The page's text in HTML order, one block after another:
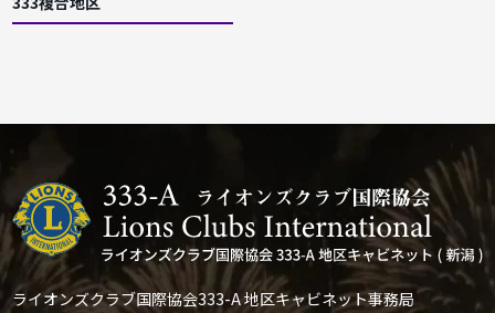
ライオンズクラブ国際協会333-A 地区キャビネット事務局